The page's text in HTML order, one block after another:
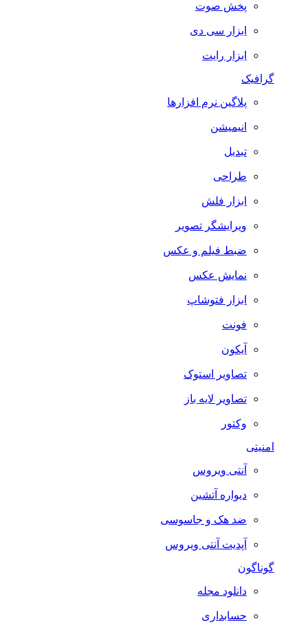
پخش صوت
ابزار سی دی
ابزار رایت
گرافیک
پلاگین نرم افزارها
انیمیشن
تبدیل
طراحی
ابزار فلش
ویرایشگر تصویر
ضبط فيلم و عكس
نمایش عکس
ابزار فتوشاپ
فونت
آیکون
تصاویر استوک
تصاویر لایه باز
وکتور
امنیتی
آنتی ویروس
دیواره آتشین
ضد هک و جاسوسی
آپدیت آنتی ویروس
گوناگون
دانلود مجله
حسابداری